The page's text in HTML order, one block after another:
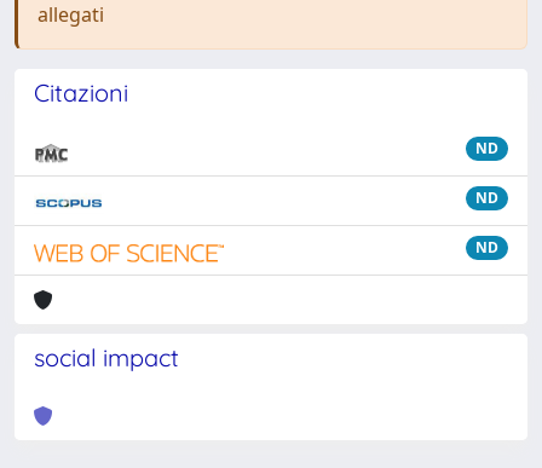
allegati
Citazioni
ND
ND
ND
social impact